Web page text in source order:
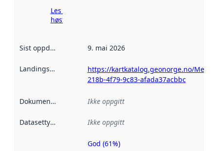
Les mer om
høsting her
Sist oppdatert 9. mai 2026
Landingsside
https://kartkatalog.geonorge.no/
218b-4f79-9c83-afada37acbbc
Dokumentasjon Ikke oppgitt
Datasettype Ikke oppgitt
God (61%)